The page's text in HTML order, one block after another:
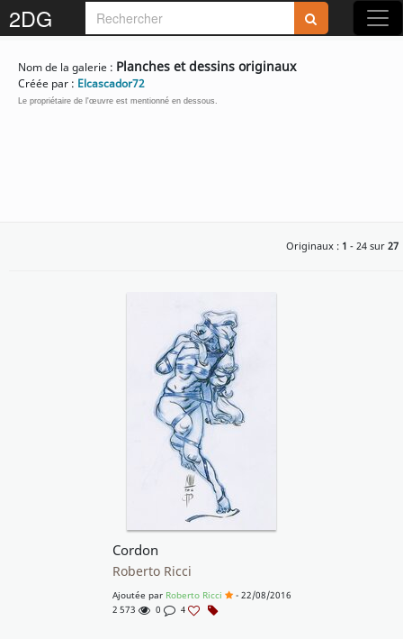
2DG Rejoignez-nous sur 2DG !
S'inscrire
Nom de la galerie : Planches et dessins originaux
Créée par : Elcascador72
Le propriétaire de l'œuvre est mentionné en dessous.
Originaux : 1 - 24 sur 27
Cordon
Roberto Ricci
Ajoutée par Roberto Ricci
- 22/08/2016
2 573
0 4